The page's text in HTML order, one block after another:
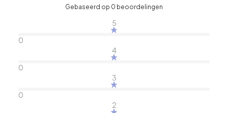
Gebaseerd op 0 beoordelingen
5
0
4
0
3
0
2